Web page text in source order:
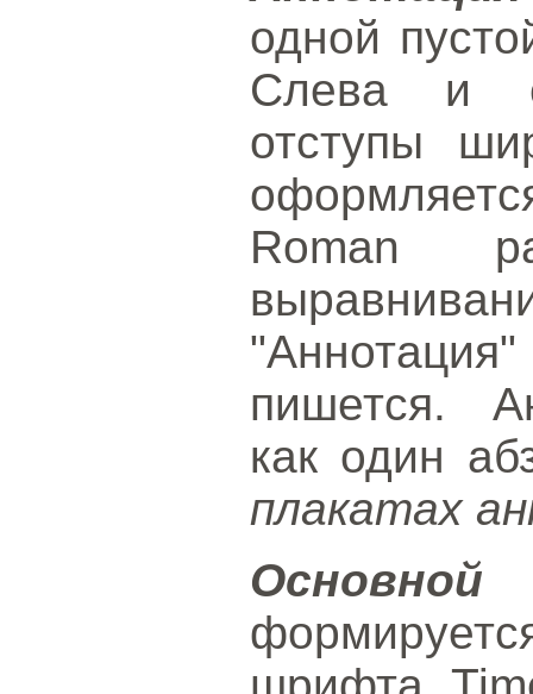
одной
Слева и
отступы
Roman
пишется.
как один
плакатах